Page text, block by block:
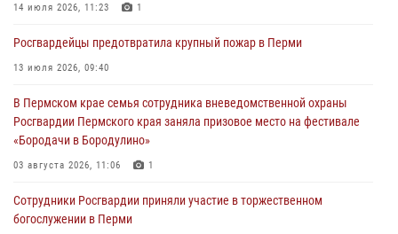
30 июля 2026, 05:19
богослужении в Перми
28 июля 2026, 10:44
Росгвардейцы оказали силовую поддержку при задержании
28 июля 2026, 06:15
14 июля 2026, 11:23 1
Росгвардейцы предотвратила крупный пожар в Перми
13 июля 2026, 09:40
В Пермском крае семья сотрудника вневедомственной охраны
Росгвардии Пермского края заняла призовое место на фестивале
«Бородачи в Бородулино»
03 августа 2026, 11:06 1
Сотрудники Росгвардии приняли участие в торжественном
богослужении в Перми